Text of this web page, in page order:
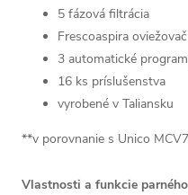
5 fázová filtrácia
Frescoaspira
3 automatické
16 ks príslušenstva
vyrobené v Taliansku
**v porovnanie s Unico
Vlastnosti a funkcie